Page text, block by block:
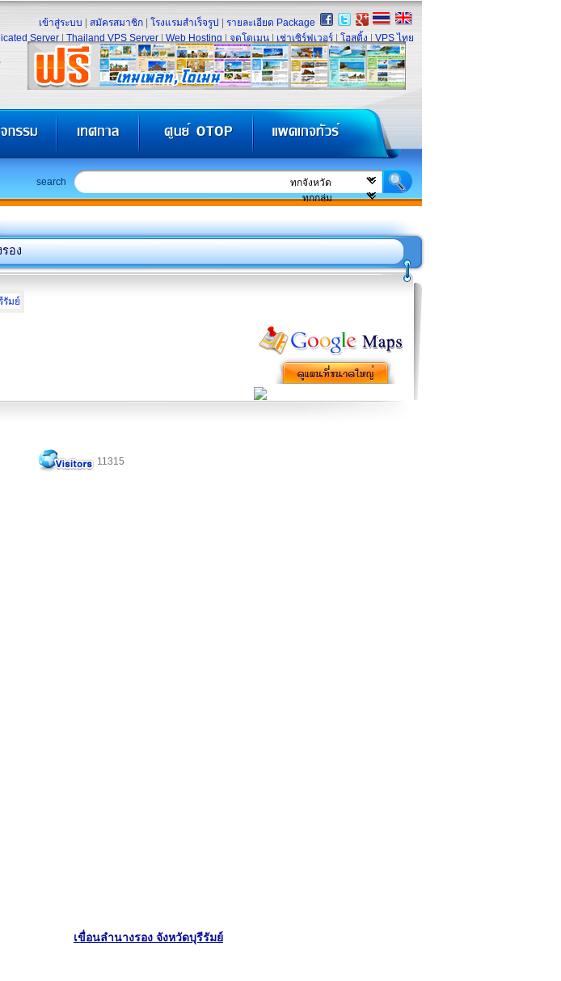
เข้าสู่ระบบ สมัครสมาชิก โรงแรมสำเร็จรูป
รายละเอียด Package
Server Thailand VPS Server Web Hosting จดโดเมน เช่าเซิร์ฟเวอร์ โฮสติ้ง VPS ไทย
search
อง
11315
เขื่อนลำนางรอง จังหวัดบุรีรัมย์